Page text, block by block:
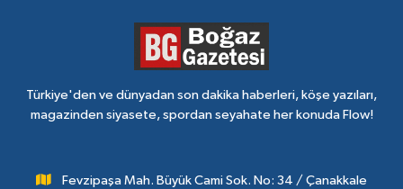
Türkiye'den ve dünyadan son dakika haberleri, köşe yazıları,
magazinden siyasete, spordan seyahate her konuda Flow!
Fevzipaşa Mah. Büyük Cami Sok. No: 34 / Çanakkale